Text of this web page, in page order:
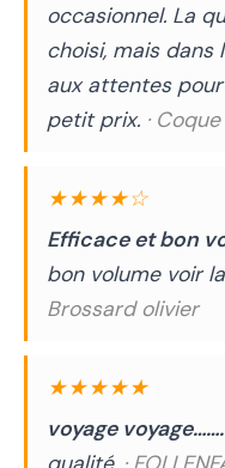
occasionnel. La
choisi, mais dans
aux attentes
petit prix. ·
★★★★☆
Efficace et bon
bon volume voir
Brossard olivier
★★★★★
voyage voyage…….